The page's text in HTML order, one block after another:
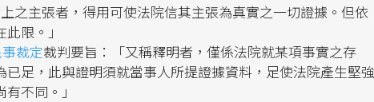
上之主張者，得用可使法院信其主張為真實之一切證據。但依
限。」
裁定裁判要旨：「又稱釋明者，僅係法院就某項事實之存
足，此與證明須就當事人所提證據資料，足使法院產生堅強
不同。」